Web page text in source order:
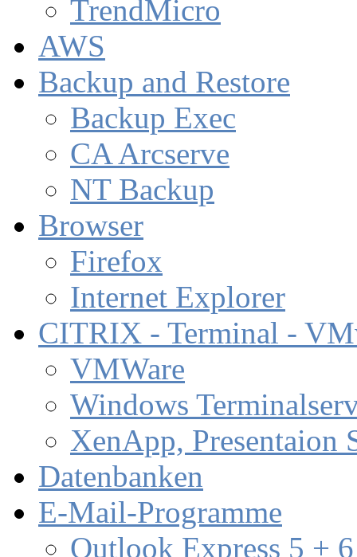
TrendMicro
AWS
Backup and Restore
Backup Exec
CA Arcserve
NT Backup
Browser
Firefox
Internet Explorer
CITRIX - Terminal -
VMWare
Windows
XenApp, Presentaion
Datenbanken
E-Mail-Programme
Outlook Express 5 + 6